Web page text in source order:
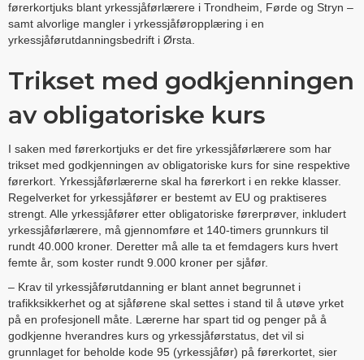
førerkortjuks blant yrkessjåførlærere i Trondheim, Førde og Stryn –
samt alvorlige mangler i yrkessjåføropplæring i en
yrkessjåførutdanningsbedrift i Ørsta.
Trikset med godkjenningen
av obligatoriske kurs
I saken med førerkortjuks er det fire yrkessjåførlærere som har
trikset med godkjenningen av obligatoriske kurs for sine respektive
førerkort. Yrkessjåførlærerne skal ha førerkort i en rekke klasser.
Regelverket for yrkessjåfører er bestemt av EU og praktiseres
strengt. Alle yrkessjåfører etter obligatoriske førerprøver, inkludert
yrkessjåførlærere, må gjennomføre et 140-timers grunnkurs til
rundt 40.000 kroner. Deretter må alle ta et femdagers kurs hvert
femte år, som koster rundt 9.000 kroner per sjåfør.
– Krav til yrkessjåførutdanning er blant annet begrunnet i
trafikksikkerhet og at sjåførene skal settes i stand til å utøve yrket
på en profesjonell måte. Lærerne har spart tid og penger på å
godkjenne hverandres kurs og yrkessjåførstatus, det vil si
grunnlaget for beholde kode 95 (yrkessjåfør) på førerkortet, sier